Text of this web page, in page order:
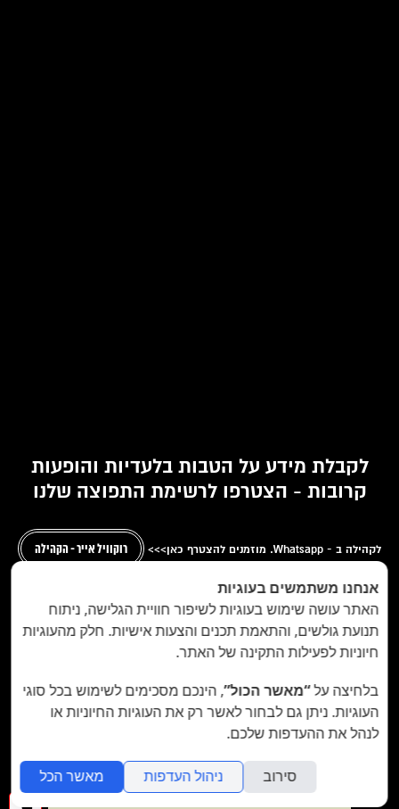
לקבלת מידע על הטבות בלעדיות והופעות
קרובות - הצטרפו לרשימת התפוצה שלנו
לקהילה ב - Whatsapp. מוזמנים להצטרף כאן>>> רוקוויל אייר - הקהילה
מאשר/ת אתתנאי השימוש
וקבלת הודעות מאתר זה בלבד (לא ספאם)
אנחנו משתמשים בעוגיות
האתר עושה שימוש בעוגיות לשיפור חוויית הגלישה, ניתוח
תנועת גולשים, והתאמת תכנים והצעות אישיות. חלק מהעוגיות
חיוניות לפעילות התקינה של האתר.
בלחיצה על“מאשר הכול”, הינכם מסכימים לשימוש בכל סוגי
העוגיות. ניתן גם לבחור לאשר רק את העוגיות החיוניות או
לנהל את ההעדפות שלכם.
סירוב ניהול העדפות מאשר הכל